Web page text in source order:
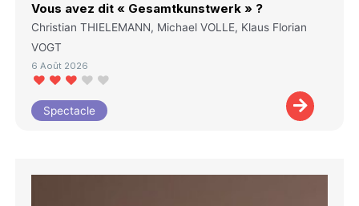
Vous avez dit « Gesamtkunstwerk » ?
Christian THIELEMANN, Michael VOLLE, Klaus Florian
VOGT
6 Août 2026
Spectacle